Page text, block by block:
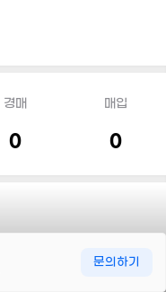
경매
0
매입
0
문의하기